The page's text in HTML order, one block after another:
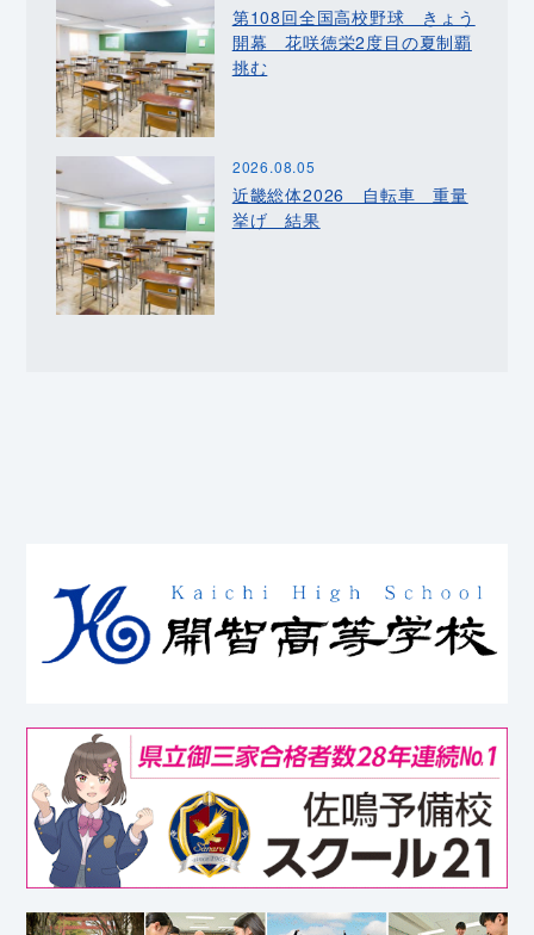
第108回全国高校野球 きょう
開幕 花咲徳栄2度目の夏制覇
挑む
2026.08.05
近畿総体2026 自転車 重量
挙げ 結果